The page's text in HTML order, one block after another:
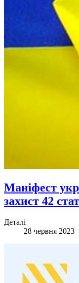
Маніфест
захист 42
Деталі
28 червня 2023